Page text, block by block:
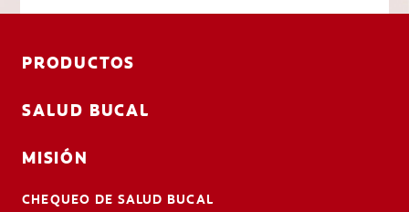
PRODUCTOS
SALUD BUCAL
MISIÓN
CHEQUEO DE SALUD BUCAL